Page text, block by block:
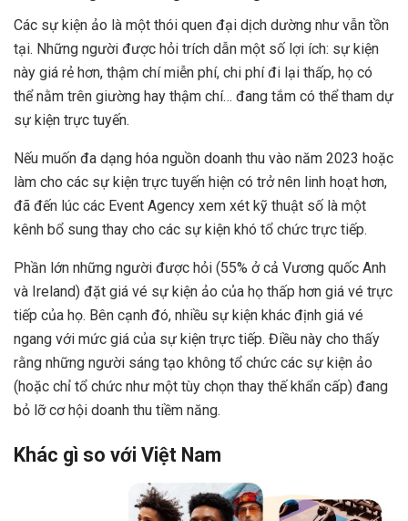
Các sự kiện ảo là một thói quen đại dịch dường như vẫn tồn
tại. Những người được hỏi trích dẫn một số lợi ích: sự kiện
này giá rẻ hơn, thậm chí miễn phí, chi phí đi lại thấp, họ có
thể nằm trên giường hay thậm chí… đang tắm có thể tham dự
sự kiện trực tuyến.
Nếu muốn đa dạng hóa nguồn doanh thu vào năm 2023 hoặc
làm cho các sự kiện trực tuyến hiện có trở nên linh hoạt hơn,
đã đến lúc các Event Agency xem xét kỹ thuật số là một
kênh bổ sung thay cho các sự kiện khó tổ chức trực tiếp.
Phần lớn những người được hỏi (55% ở cả Vương quốc Anh
và Ireland) đặt giá vé sự kiện ảo của họ thấp hơn giá vé trực
tiếp của họ. Bên cạnh đó, nhiều sự kiện khác định giá vé
ngang với mức giá của sự kiện trực tiếp. Điều này cho thấy
rằng những người sáng tạo không tổ chức các sự kiện ảo
(hoặc chỉ tổ chức như một tùy chọn thay thế khẩn cấp) đang
bỏ lỡ cơ hội doanh thu tiềm năng.
Khác gì so với Việt Nam